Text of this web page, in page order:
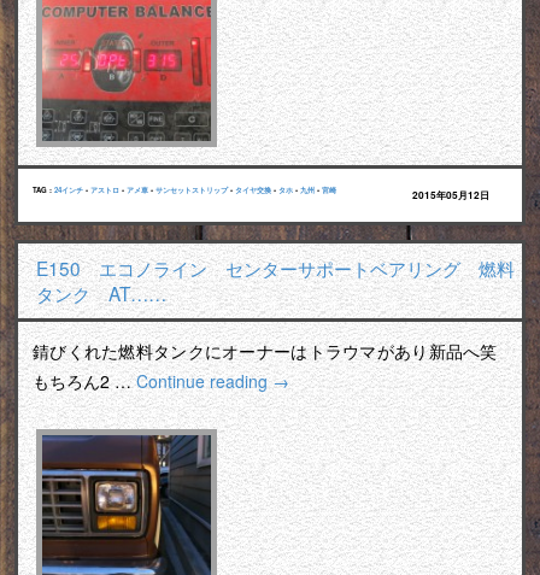
TAG : 24インチ • アストロ • アメ車 • サンセットストリップ• タイヤ交換 • タホ • 九州 • 宮崎 2015年05月12日
E150 エコノライン センターサポートベアリング 燃料
タンク AT……
錆びくれた燃料タンクにオーナーはトラウマがあり新品へ笑
もちろん2 …Continue reading→